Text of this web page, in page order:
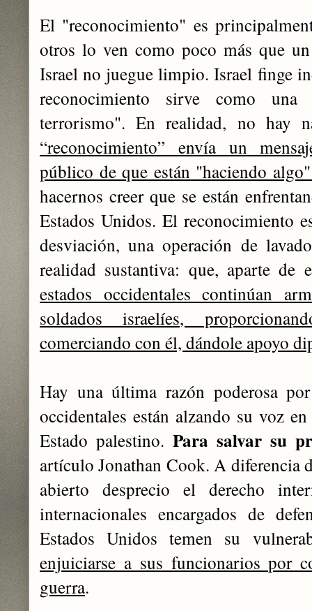
El "reconocimiento" es
otros lo ven como poco más que
Israel no juegue limpio. Israel finge
reconocimiento sirve como una
terrorismo". En realidad, no hay
“reconocimiento” envía un
público de que están "haciendo
hacernos creer que se están
Estados Unidos. El reconocimiento
desviación, una operación de
realidad sustantiva: que, aparte
estados occidentales continúan
soldados israelíes,
comerciando con él, dándole apoyo
Hay una última razón poderosa
occidentales están alzando su voz
Estado palestino. Para salvar su
artículo Jonathan Cook. A diferencia
abierto desprecio el derecho
internacionales encargados de
Estados Unidos temen su
enjuiciarse a sus funcionarios por
guerra.